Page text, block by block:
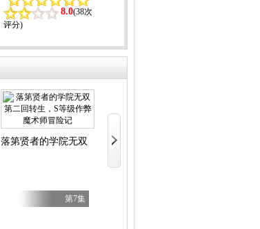
8.0(38次
评分)
落第贤者的学院无双第二回转生，S等级作弊魔术师冒险记
第7集
LV999的村民